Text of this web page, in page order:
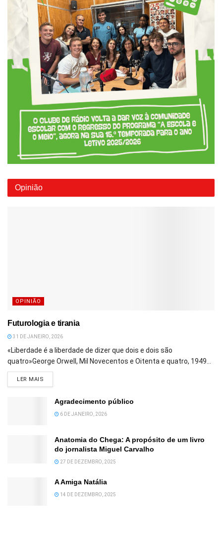
Opinião
OPINIÃO
Futurologia e tirania
31 DE JANEIRO, 2026
«Liberdade é a liberdade de dizer que dois e dois são
quatro»George Orwell, Mil Novecentos e Oitenta e quatro, 1949...
LER MAIS
Agradecimento público
6 DE JANEIRO, 2026
Anatomia do Chega: A propósito de um livro
do jornalista Miguel Carvalho
27 DE DEZEMBRO, 2025
A Amiga Natália
14 DE DEZEMBRO, 2025